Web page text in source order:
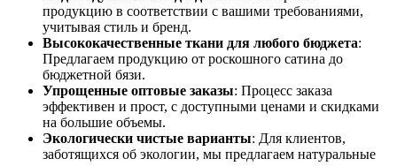
продукцию в соответствии с вашими требованиями,
учитывая стиль и бренд.
Высококачественные ткани для любого бюджета:
Предлагаем продукцию от роскошного сатина до
бюджетной бязи.
Упрощенные оптовые заказы: Процесс заказа
эффективен и прост, с доступными ценами и скидками
на большие объемы.
Экологически чистые варианты: Для клиентов,
заботящихся об экологии, мы предлагаем натуральные